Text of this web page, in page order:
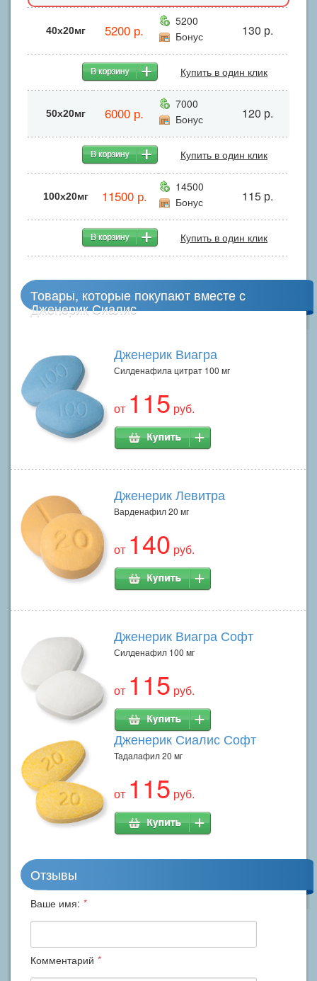
40х20мг 5200 р.
5200
Бонус
130 р.
Купить в один клик
50x20мг 6000 р.
7000
Бонус
120 р.
Купить в один клик
100x20мг 11500 р.
14500
Бонус
115 р.
Купить в один клик
Товары, которые покупают вместе с
Дженерик Сиалис
Дженерик Виагра
Силденафила цитрат 100 мг
от 115 руб.
Дженерик Левитра
Варденафил 20 мг
от 140 руб.
Дженерик Виагра Софт
Силденафил 100 мг
от 115 руб.
Дженерик Сиалис Софт
Тадалафил 20 мг
от 115 руб.
Отзывы
Ваше имя: *
Комментарий *